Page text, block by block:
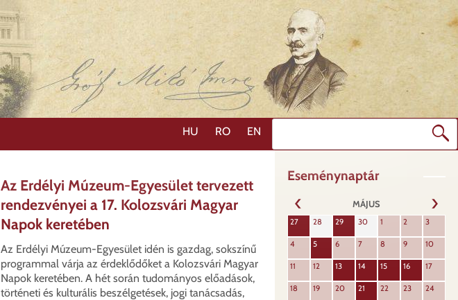
HU RO EN
Az Erdélyi Múzeum-Egyesület tervezett
rendezvényei a 17. Kolozsvári Magyar
Napok keretében
Az Erdélyi Múzeum-Egyesület idén is gazdag, sokszínű
programmal várja az érdeklődőket a Kolozsvári Magyar
Napok keretében. A hét során tudományos előadások,
történeti és kulturális beszélgetések, jogi tanácsadás,
Eseménynaptár
ELŐZŐ
MÁJUS
27 28 29 30 1 2 3
4 5 6 7 8 9 10
11 12 13 14 15 16 17
18 19 20 21 22 23 24